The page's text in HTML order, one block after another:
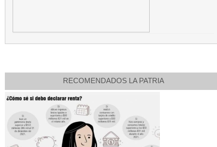
RECOMENDADOS LA PATRIA